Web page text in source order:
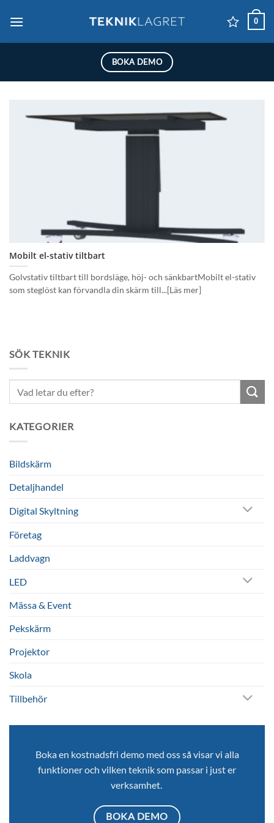
0
BOKA DEMO
Mobilt el-stativ tiltbart
Golvstativ tiltbart till bordsläge, höj- och sänkbartMobilt el-stativ
som steglöst kan förvandla din skärm till...[Läs mer]
SÖK TEKNIK
KATEGORIER
Bildskärm
Detaljhandel
Digital Skyltning
Företag
Laddvagn
LED
Mässa & Event
Pekskärm
Projektor
Skola
Tillbehör
Boka en kostnadsfri demo med oss så visar vi alla
funktioner och vilken teknik som passar i just er
verksamhet.
BOKA DEMO